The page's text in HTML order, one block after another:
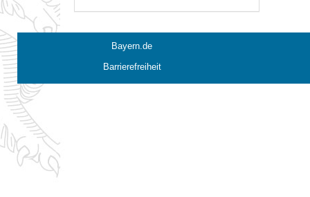
Bayern.de
Barrierefreiheit